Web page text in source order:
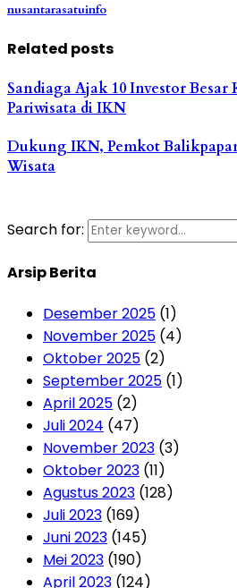
nusantarasatuinfo
Related posts
Sandiaga Ajak 10 Investor
Pariwisata di IKN
Dukung IKN, Pemkot
Wisata
Search for:
Arsip Berita
Desember 2025 (1)
November 2025 (4)
Oktober 2025 (2)
September 2025 (1)
April 2025 (2)
Juli 2024 (47)
November 2023 (3)
Oktober 2023 (11)
Agustus 2023 (128)
Juli 2023 (169)
Juni 2023 (145)
Mei 2023 (190)
April 2023 (124)